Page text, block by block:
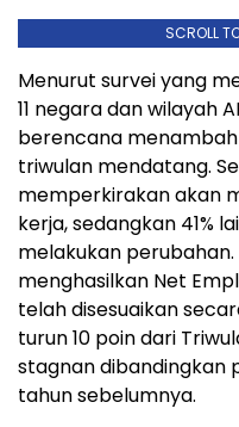
SCROLL
Menurut survei yang
11 negara dan wilayah
berencana
triwulan mendatang.
memperkirakan akan
kerja, sedangkan 41%
melakukan
menghasilkan Net
telah disesuaikan
turun 10 poin dari
stagnan dibandingkan
tahun sebelumnya.